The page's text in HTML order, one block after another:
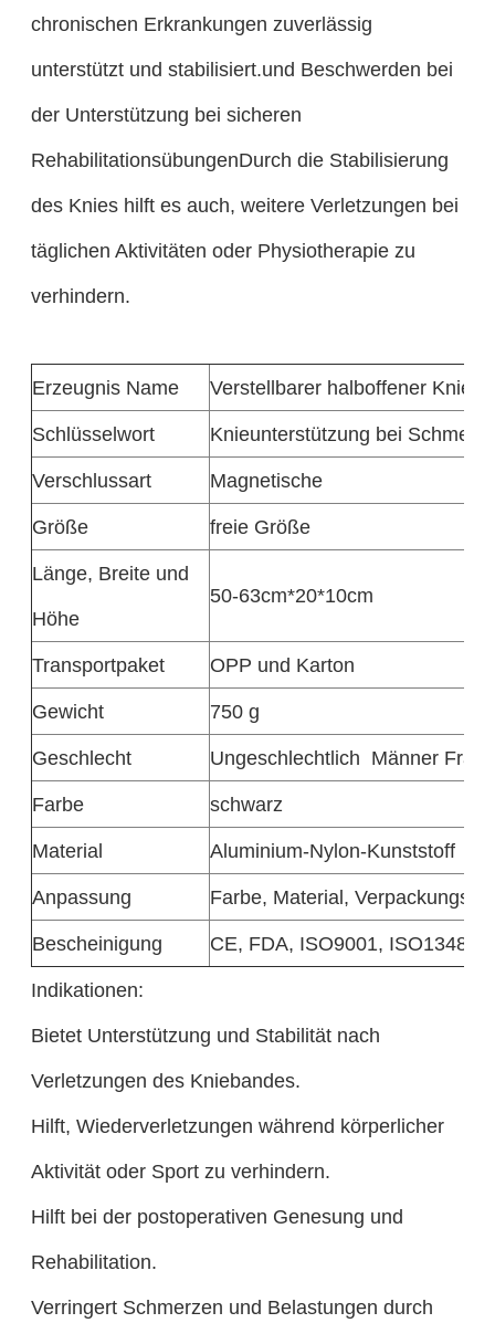
chronischen Erkrankungen zuverlässig
unterstützt und stabilisiert.und Beschwerden bei
der Unterstützung bei sicheren
RehabilitationsübungenDurch die Stabilisierung
des Knies hilft es auch, weitere Verletzungen bei
täglichen Aktivitäten oder Physiotherapie zu
verhindern.
Erzeugnis Name
Verstellbarer halboffener
Schlüsselwort
Knieunterstützung bei
Verschlussart
Magnetische
Größe
freie Größe
Länge, Breite und
Höhe
50-63cm*20*10cm
Transportpaket
OPP und Karton
Gewicht
750 g
Geschlecht
Ungeschlechtlich Männer
Farbe
schwarz
Material
Aluminium-Nylon-Kunststoff
Anpassung
Farbe, Material,
Bescheinigung
CE, FDA, ISO9001, ISO13485
Indikationen:
Bietet Unterstützung und Stabilität nach
Verletzungen des Kniebandes.
Hilft, Wiederverletzungen während körperlicher
Aktivität oder Sport zu verhindern.
Hilft bei der postoperativen Genesung und
Rehabilitation.
Verringert Schmerzen und Belastungen durch